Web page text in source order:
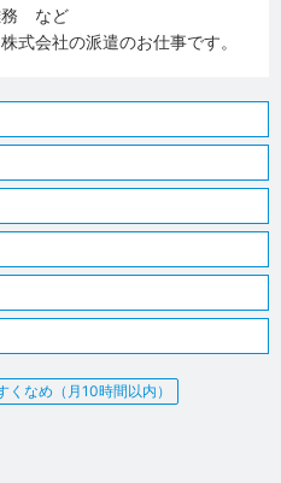
務 など
式会社の派遣のお仕事です。
くなめ（月10時間以内）